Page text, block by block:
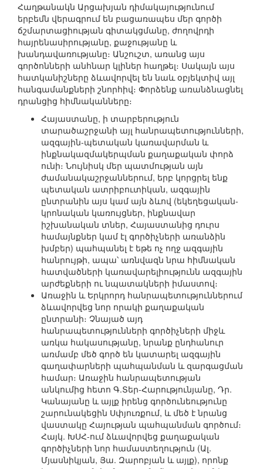
Հաղթանակն Արցախյան դիմակայությունում
երբեմն վերագրում են բացառապես մեր գործի
ճշմարտացիության գիտակցմանը, ժողովրդի
հայրենասիրությանը, քաջությանը և
խանդավառությանը։ Անշուշտ, առանց այս
գործոնների անհնար կլիներ հաղթել։ Սակայն այս
հատկանիշները ձևավորվել են նաև օբյեկտիվ այլ
հանգամանքների շնորհիվ։ Փորձենք առանձնացնել
դրանցից հիմնականները։
Հայաստանը, ի տարբերություն
տարածաշրջանի այլ հանրապետությունների,
ազգային-պետական կառավարման և
ինքնակազմակերպման քաղաքական փորձ
ունի։ Նույնիսկ մեր պատմության այն
ժամանակաշրջաններում, երբ կորցրել ենք
պետական ատրիբուտիկան, ազգային
ընտրանին այս կամ այն ձևով (եկեղեցական-
կրոնական կառույցներ, ինքնավար
իշխանական տներ, Հայաստանից դուրս
համայնքներ կամ էլ գործիչների առանձին
խմբեր) պահպանել է եթե ոչ ողջ ազգային
հանրույթի, ապա՝ առնվազն նրա հիմնական
հատվածների կառավարելիությունն ազգային
արժեքների ու նպատակների իմաստով։
Առաջին և Երկրորդ հանրապետություններում
ձևավորվեց նոր որակի քաղաքական
ընտրանի։ Չնայած այդ
հանրապետությունների գործիչների միջև
առկա հակասությանը, նրանք ընդհանուր
առմամբ մեծ գործ են կատարել ազգային
գաղափարների պահպանման և զարգացման
համար։ Առաջին հանրապետության
անկումից հետո Գ.Տեր-Հարությունյանը, Դր.
Կանայանը և այլք իրենց գործունեությունը
շարունակեցին Սփյուռքում, և մեծ է նրանց
վաստակը Հայության պահպանման գործում։
Հայկ. ԽՍՀ-ում ձևավորվեց քաղաքական
գործիչների նոր համաստեղություն (Ալ.
Մյասնիկյան, Յա. Զարոբյան և այլք), որոնք